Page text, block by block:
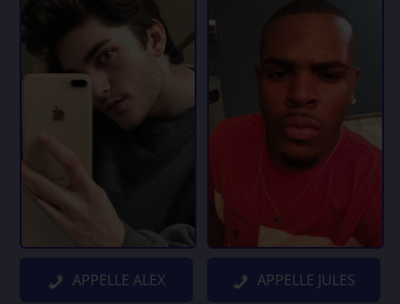
APPELLE ALEX APPELLE JULES